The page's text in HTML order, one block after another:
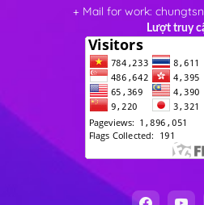
+ Mail for work:
Lượt truy